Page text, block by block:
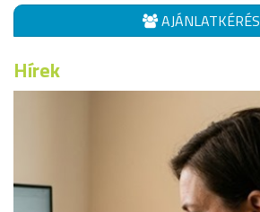
AJÁNLATKÉRÉS
Hírek